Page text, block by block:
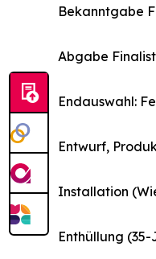
Bekanntgabe
Abgabe
Endauswahl:
Entwurf,
Installation
Enthüllung